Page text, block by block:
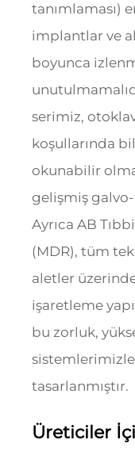
tanımlaması)
implantlar ve
boyunca
serimiz,
koşullarında
okunabilir
gelişmiş
Ayrıca AB
(MDR), tüm
aletler üzerinde
işaretleme
bu zorluk,
tasarlanmıştır.
Üreticiler